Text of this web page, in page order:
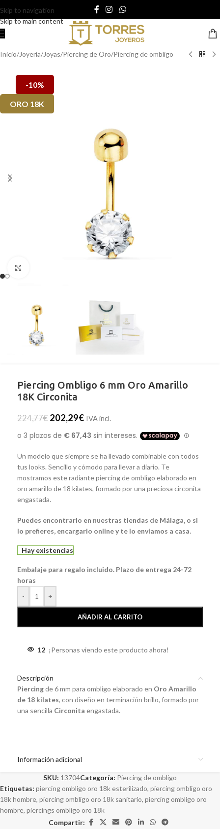
Skip to navigation
Skip to main content
Inicio/Joyería/Joyas/Piercing de Oro/Piercing de ombligo
-10%
ORO 18K
Piercing Ombligo 6 mm Oro Amarillo
18K Circonita
224,77€ 202,29€ IVA incl.
Un modelo que siempre se ha llevado combinable con todos
tus looks. Sencillo y cómodo para llevar a diario. Te
mostramos este radiante piercing de ombligo elaborado en
oro amarillo de 18 kilates, formado por una preciosa circonita
engastada.
Puedes encontrarlo en nuestras tiendas de Málaga, o si
lo prefieres, encargarlo online y te lo enviamos a casa.
Hay existencias
Embalaje para regalo incluido. Plazo de entrega 24-72
horas
-
+
AÑADIR AL CARRITO
12 ¡Personas viendo este producto ahora!
Descripción
Piercingde 6 mm para ombligo elaborado en Oro Amarillo
de 18 kilates, con diseño en terminación brillo, formado por
una sencilla Circonita engastada.
Información adicional
SKU: 13704Categoría: Piercing de ombligo
Etiquetas: piercing ombligo oro 18k esterilizado, piercing ombligo oro
18k hombre, piercing ombligo oro 18k sanitario, piercing ombligo oro
hombre, piercings ombligo oro 18k
Compartir: